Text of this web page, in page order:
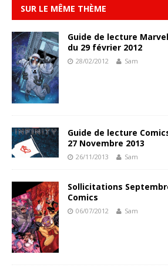
SUR LE MÊME THÈME
Guide de lecture
du 29 février 2012
28/02/2012 Sam
Guide de lecture
27 Novembre 2013
26/11/2013 Sam
Sollicitations
Comics
06/07/2012 Sam